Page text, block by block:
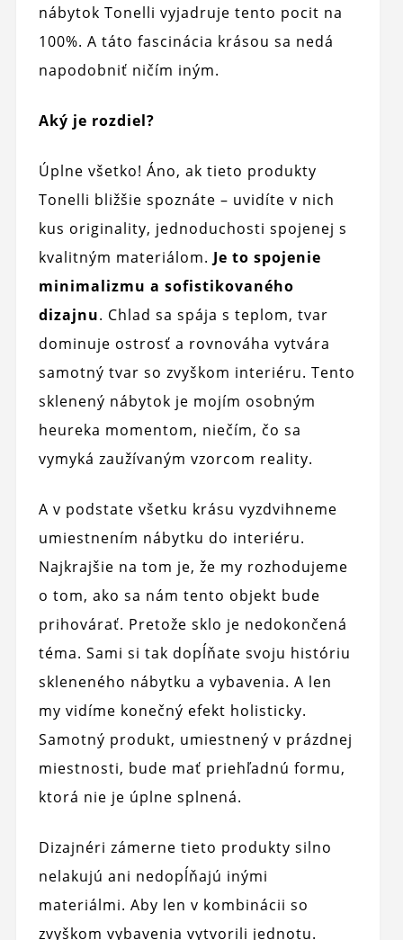
nábytok Tonelli vyjadruje tento pocit na
100%. A táto fascinácia krásou sa nedá
napodobniť ničím iným.
Aký je rozdiel?
Úplne všetko! Áno, ak tieto produkty
Tonelli bližšie spoznáte – uvidíte v nich
kus originality, jednoduchosti spojenej s
kvalitným materiálom. Je to spojenie
minimalizmu a sofistikovaného
dizajnu. Chlad sa spája s teplom, tvar
dominuje ostrosť a rovnováha vytvára
samotný tvar so zvyškom interiéru. Tento
sklenený nábytok je mojím osobným
heureka momentom, niečím, čo sa
vymyká zaužívaným vzorcom reality.
A v podstate všetku krásu vyzdvihneme
umiestnením nábytku do interiéru.
Najkrajšie na tom je, že my rozhodujeme
o tom, ako sa nám tento objekt bude
prihovárať. Pretože sklo je nedokončená
téma. Sami si tak dopĺňate svoju históriu
skleneného nábytku a vybavenia. A len
my vidíme konečný efekt holisticky.
Samotný produkt, umiestnený v prázdnej
miestnosti, bude mať priehľadnú formu,
ktorá nie je úplne splnená.
Dizajnéri zámerne tieto produkty silno
nelakujú ani nedopĺňajú inými
materiálmi. Aby len v kombinácii so
zvyškom vybavenia vytvorili jednotu.